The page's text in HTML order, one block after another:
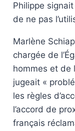
Philippe
de ne pas
Marlène
chargée de
hommes et de
jugeait «
les règles
l’accord de
français